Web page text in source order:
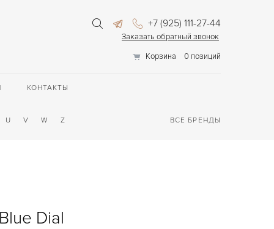
+7 (925) 111-27-44
Заказать обратный звонок
Корзина
0 позиций
КОНТАКТЫ
U V W Z ВСЕ БРЕНДЫ
Dial